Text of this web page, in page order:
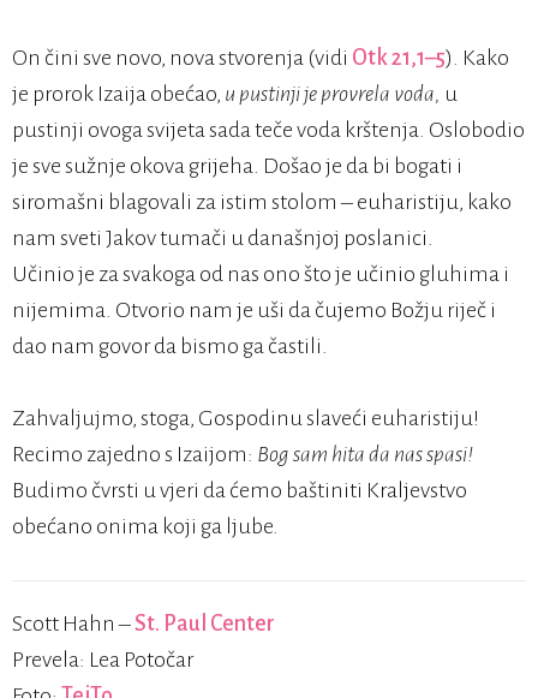
On čini sve novo, nova stvorenja (vidi Otk 21,1–5). Kako
je prorok Izaija obećao, u pustinji je provrela voda, u
pustinji ovoga svijeta sada teče voda krštenja. Oslobodio
je sve sužnje okova grijeha. Došao je da bi bogati i
siromašni blagovali za istim stolom – euharistiju, kako
nam sveti Jakov tumači u današnjoj poslanici.
Učinio je za svakoga od nas ono što je učinio gluhima i
nijemima. Otvorio nam je uši da čujemo Božju riječ i
dao nam govor da bismo ga častili.
Zahvaljujmo, stoga, Gospodinu slaveći euharistiju!
Recimo zajedno s Izaijom: Bog sam hita da nas spasi!
Budimo čvrsti u vjeri da ćemo baštiniti Kraljevstvo
obećano onima koji ga ljube.
Scott Hahn –St. Paul Center
Prevela: Lea Potočar